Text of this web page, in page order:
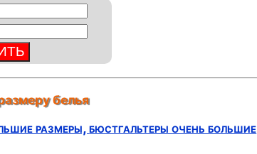
белья
размеры,бюстгальтеры очень большие